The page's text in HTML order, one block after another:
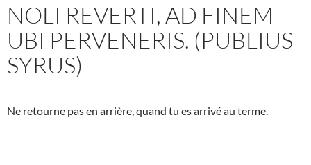
NOLI REVERTI, AD FINEM
UBI PERVENERIS. (PUBLIUS
SYRUS)
Ne retourne pas en arrière, quand tu es arrivé au terme.